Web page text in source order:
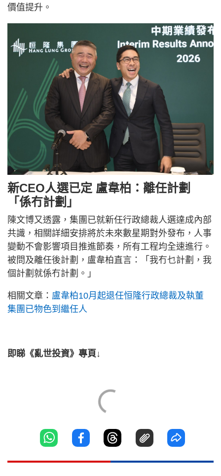
價值提升。
新CEO人選已定 盧韋柏：離任計劃
「係冇計劃」
陳文博又透露，集團已就新任行政總裁人選達成內部
共識，相關詳細安排將於未來數星期對外發布，人事
變動不會影響項目推進節奏，所有工程均全速進行。
被問及離任後計劃，盧韋柏直言：「我冇乜計劃，我
個計劃就係冇計劃。」
相關文章： 盧韋柏10月起退任恒隆行政總裁及執董
集團已物色到繼任人
即睇《亂世投資》專頁↓